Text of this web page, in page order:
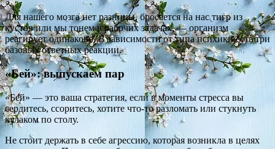
Для нашего мозга нет разницы, бросается на нас тигр из
кустов или мы тонем в рабочих задачах, — организм
реагирует одинаково. В зависимости от типа психики есть три
базовых ответных реакции.
«Бей»: выпускаем пар
«Бей» — это ваша стратегия, если в моменты стресса вы
сердитесь, ссоритесь, хотите что-то разломать или стукнуть
кулаком по столу.
Не стоит держать в себе агрессию, которая возникла в целях